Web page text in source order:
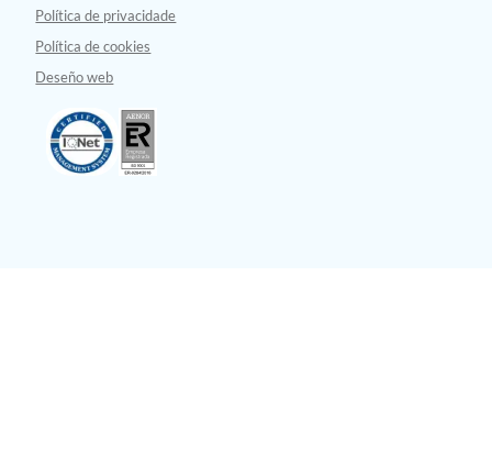
Política de privacidade
Política de cookies
Deseño web